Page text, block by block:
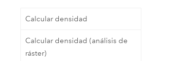
Calcular densidad
Calcular densidad (análisis de
ráster)